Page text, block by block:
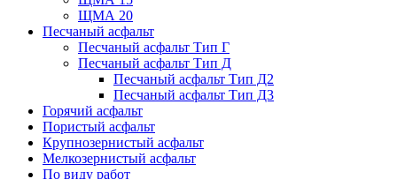
ЩМА 20
Песчаный асфальт
Песчаный асфальт Тип Г
Песчаный асфальт Тип Д
Песчаный асфальт Тип Д2
Песчаный асфальт Тип Д3
Горячий асфальт
Пористый асфальт
Крупнозернистый асфальт
Мелкозернистый асфальт
По виду работ